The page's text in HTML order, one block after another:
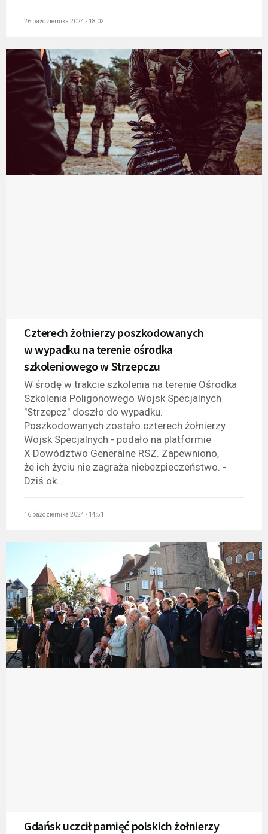
26 października 2024 - 18:02
Czterech żołnierzy poszkodowanych
w wypadku na terenie ośrodka
szkoleniowego w Strzepczu
W środę w trakcie szkolenia na terenie Ośrodka
Szkolenia Poligonowego Wojsk Specjalnych
"Strzepcz" doszło do wypadku.
Poszkodowanych zostało czterech żołnierzy
Wojsk Specjalnych - podało na platformie
X Dowództwo Generalne RSZ. Zapewniono,
że ich życiu nie zagraża niebezpieczeństwo. -
Dziś ok....
16 października 2024 - 14:51
Gdańsk uczcił pamięć polskich żołnierzy